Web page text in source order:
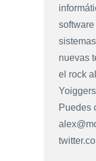
nuevas
el rock
Puedes